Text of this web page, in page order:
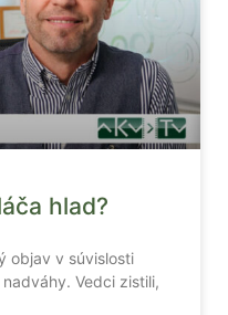
hlad?
objav v súvislosti
Vedci zistili,
cookie nie sú
fungovanie
webovej